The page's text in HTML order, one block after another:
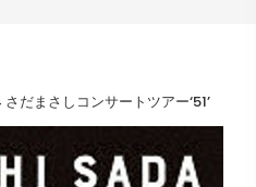
だまさしコンサートツアー‘51’